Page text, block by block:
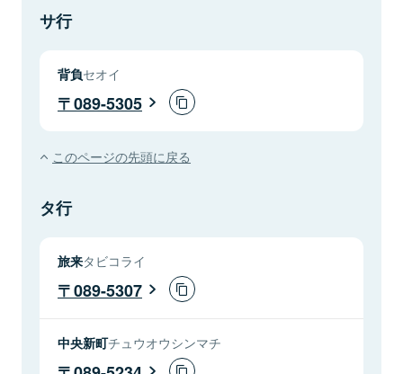
サ行
背負セオイ
089-5305
このページの先頭に戻る
タ行
旅来タビコライ
089-5307
中央新町チュウオウシンマチ